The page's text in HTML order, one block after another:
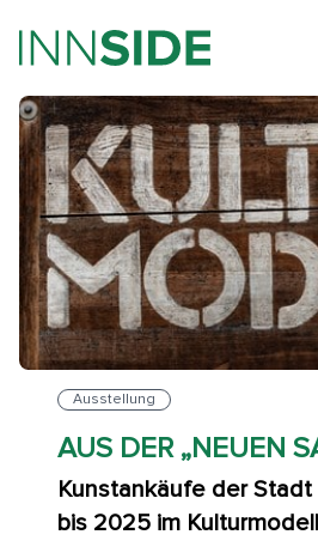
Ausstellung
AUS DER „NEUEN
Kunstankäufe der Stadt
bis 2025 im Kulturmodell